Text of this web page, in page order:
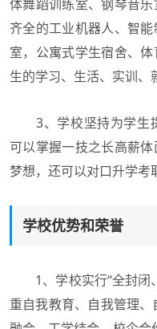
体舞蹈训练室、钢琴音
齐全的工业机器人、智
室，公寓式学生宿舍、
生的学习、生活、实训、
3、学校坚持为学生
可以掌握一技之长高薪
梦想，还可以对口升学考
学校优势和荣誉
1、学校实行“全封闭
重自我教育、自我管理、